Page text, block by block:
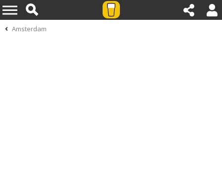
Amsterdam